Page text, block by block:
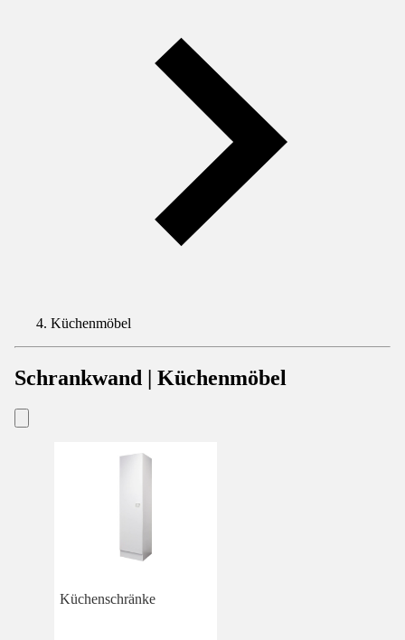
Küchenmöbel
Schrankwand | Küchenmöbel
Küchenschränke